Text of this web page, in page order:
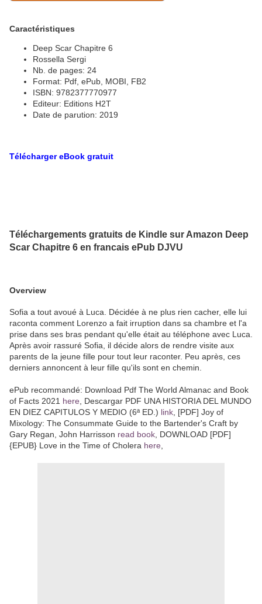
Caractéristiques
Deep Scar Chapitre 6
Rossella Sergi
Nb. de pages: 24
Format: Pdf, ePub, MOBI, FB2
ISBN: 9782377770977
Editeur: Editions H2T
Date de parution: 2019
Télécharger eBook gratuit
Téléchargements gratuits de Kindle sur Amazon Deep
Scar Chapitre 6 en francais ePub DJVU
Overview
Sofia a tout avoué à Luca. Décidée à ne plus rien cacher, elle lui
raconta comment Lorenzo a fait irruption dans sa chambre et l'a
prise dans ses bras pendant qu'elle était au téléphone avec Luca.
Après avoir rassuré Sofia, il décide alors de rendre visite aux
parents de la jeune fille pour tout leur raconter. Peu après, ces
derniers annoncent à leur fille qu'ils sont en chemin.
ePub recommandé: Download Pdf The World Almanac and Book
of Facts 2021 here , Descargar PDF UNA HISTORIA DEL MUNDO
EN DIEZ CAPITULOS Y MEDIO (6ª ED.) link , [PDF] Joy of
Mixology: The Consummate Guide to the Bartender's Craft by
Gary Regan, John Harrisson read book , DOWNLOAD [PDF]
{EPUB} Love in the Time of Cholera here